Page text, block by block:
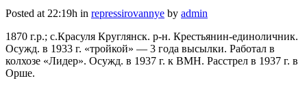
Posted at 22:19h in repressirovannye by admin
1870 г.р.; с.Красуля Круглянск. р-н. Крестьянин-единоличник.
Осужд. в 1933 г. «тройкой» — 3 года высылки. Работал в
колхозе «Лидер». Осужд. в 1937 г. к ВМН. Расстрел в 1937 г. в
Орше.